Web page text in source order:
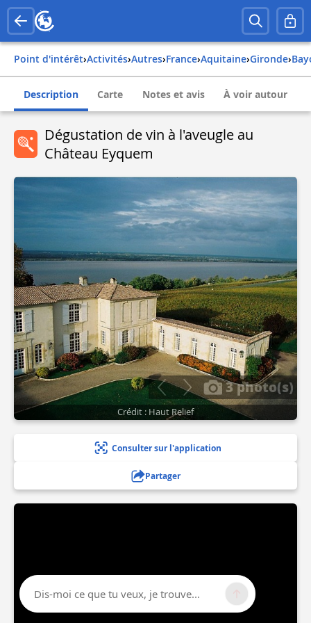
Point d'intérêt› Activités› Autres› france› aquitaine› gironde›
Description Carte Notes et avis À voir autour
Dégustation de vin à l'aveugle au
Château Eyquem
3 photo(s)
Crédit : Haut Relief
Consulter sur l'application
Partager
Dis-moi ce que tu veux, je trouve...